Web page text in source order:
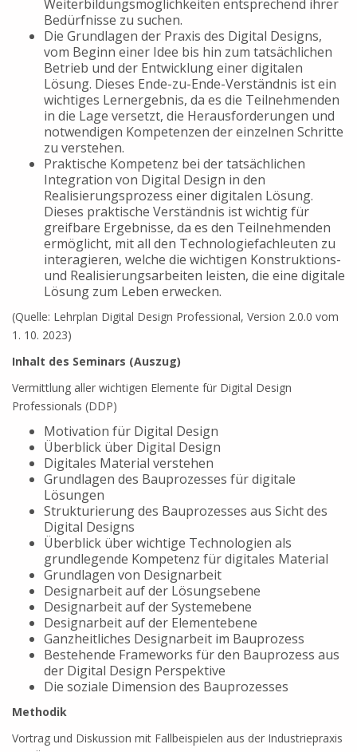
Weiterbildungsmöglichkeiten entsprechend ihrer
Bedürfnisse zu suchen.
Die Grundlagen der Praxis des Digital Designs,
vom Beginn einer Idee bis hin zum tatsächlichen
Betrieb und der Entwicklung einer digitalen
Lösung. Dieses Ende-zu-Ende-Verständnis ist ein
wichtiges Lernergebnis, da es die Teilnehmenden
in die Lage versetzt, die Herausforderungen und
notwendigen Kompetenzen der einzelnen Schritte
zu verstehen.
Praktische Kompetenz bei der tatsächlichen
Integration von Digital Design in den
Realisierungsprozess einer digitalen Lösung.
Dieses praktische Verständnis ist wichtig für
greifbare Ergebnisse, da es den Teilnehmenden
ermöglicht, mit all den Technologiefachleuten zu
interagieren, welche die wichtigen Konstruktions-
und Realisierungsarbeiten leisten, die eine digitale
Lösung zum Leben erwecken.
(Quelle: Lehrplan Digital Design Professional, Version 2.0.0 vom
1. 10. 2023)
Inhalt des Seminars (Auszug)
Vermittlung aller wichtigen Elemente für Digital Design
Professionals (DDP)
Motivation für Digital Design
Überblick über Digital Design
Digitales Material verstehen
Grundlagen des Bauprozesses für digitale
Lösungen
Strukturierung des Bauprozesses aus Sicht des
Digital Designs
Überblick über wichtige Technologien als
grundlegende Kompetenz für digitales Material
Grundlagen von Designarbeit
Designarbeit auf der Lösungsebene
Designarbeit auf der Systemebene
Designarbeit auf der Elementebene
Ganzheitliches Designarbeit im Bauprozess
Bestehende Frameworks für den Bauprozess aus
der Digital Design Perspektive
Die soziale Dimension des Bauprozesses
Methodik
Vortrag und Diskussion mit Fallbeispielen aus der Industriepraxis